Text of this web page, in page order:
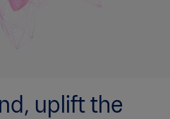
uplift the